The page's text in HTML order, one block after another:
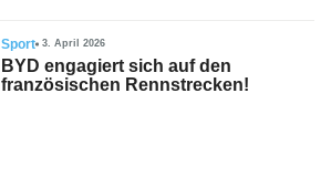
Sport 3. April 2026
BYD engagiert sich auf den
französischen Rennstrecken!